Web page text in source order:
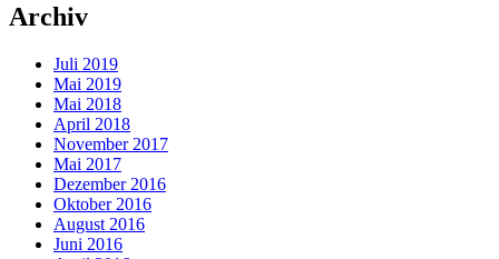
Archiv
Juli 2019
Mai 2019
Mai 2018
April 2018
November 2017
Mai 2017
Dezember 2016
Oktober 2016
August 2016
Juni 2016